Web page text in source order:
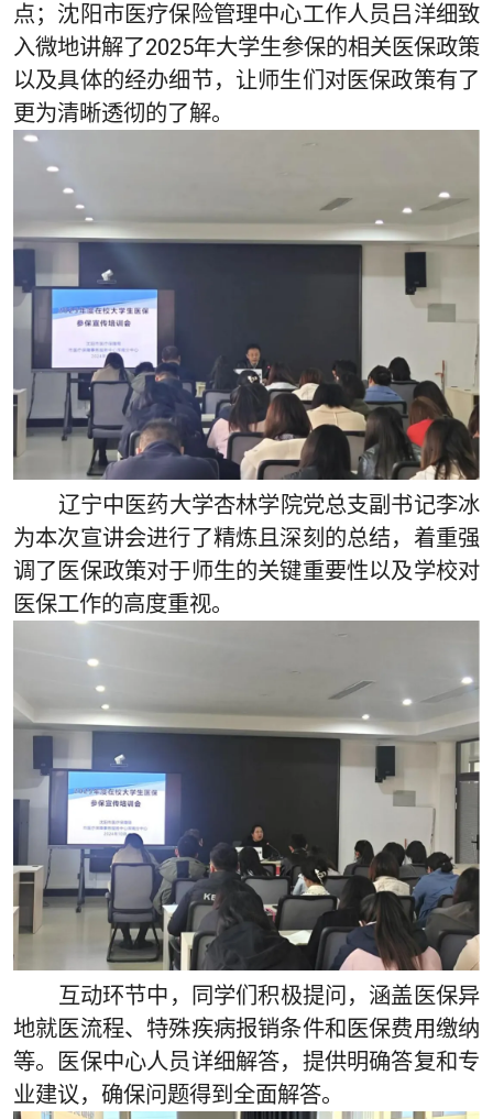
点；沈阳市医疗保险管理中心工作人员吕洋细致
入微地讲解了2025年大学生参保的相关医保政策
以及具体的经办细节，让师生们对医保政策有了
更为清晰透彻的了解。
辽宁中医药大学杏林学院党总支副书记李冰
为本次宣讲会进行了精炼且深刻的总结，着重强
调了医保政策对于师生的关键重要性以及学校对
医保工作的高度重视。
互动环节中，同学们积极提问，涵盖医保异
地就医流程、特殊疾病报销条件和医保费用缴纳
等。医保中心人员详细解答，提供明确答复和专
业建议，确保问题得到全面解答。